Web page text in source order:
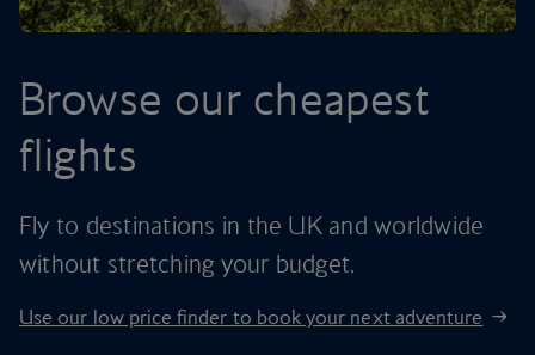
Browse our cheapest
flights
Fly to destinations in the UK and worldwide
without stretching your budget.
Use our low price finder to book your next adventure